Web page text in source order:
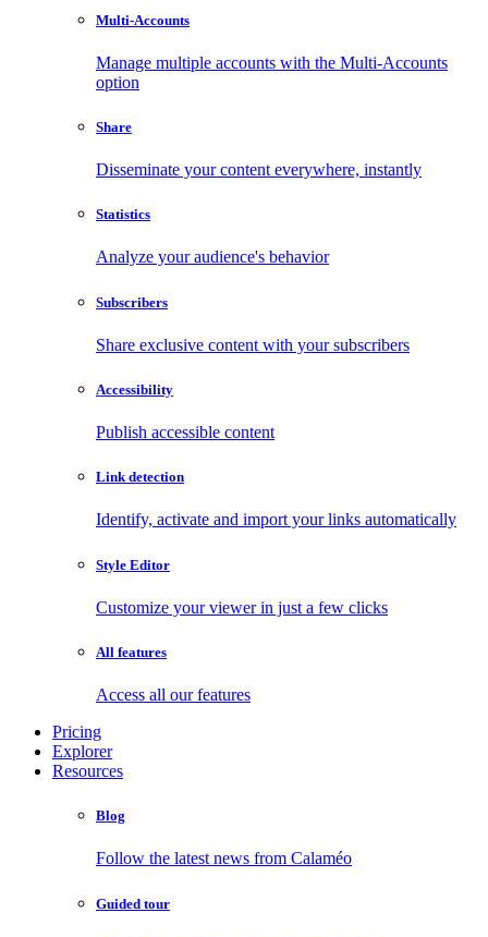
Multi-Accounts
Manage multiple accounts with the Multi-Accounts
option
Share
Disseminate your content everywhere, instantly
Statistics
Analyze your audience's behavior
Subscribers
Share exclusive content with your subscribers
Accessibility
Publish accessible content
Link detection
Identify, activate and import your links automatically
Style Editor
Customize your viewer in just a few clicks
All features
Access all our features
Pricing
Explorer
Resources
Blog
Follow the latest news from Calaméo
Guided tour